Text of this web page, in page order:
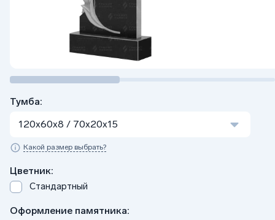
Тумба:
120x60x8 / 70x20x15
Какой размер выбрать?
Цветник:
Стандартный
Оформление памятника: